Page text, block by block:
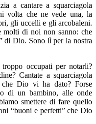
a cantare a squarciagola
volta che ne vede una, la
gli uccelli e gli arcobaleni.
molti di noi non sanno: che
di Dio. Sono lì per la nostra
occupati per notarli?
Cantate a squarciagola
che Dio vi ha dato? Forse
di un bambino, alle onde
smettere di fare quello
“buoni e perfetti” che Dio